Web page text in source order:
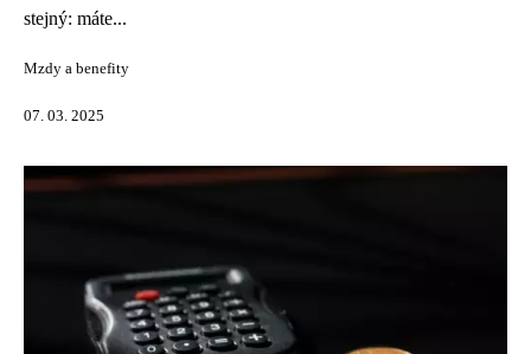
stejný: máte...
Mzdy a benefity
07. 03. 2025